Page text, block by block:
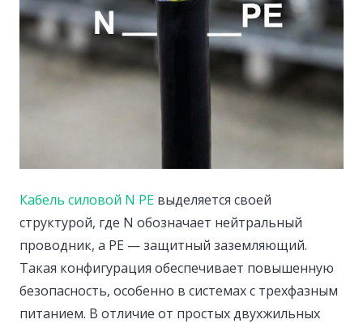
Кабель силовой N PE выделяется своей
структурой, где N обозначает нейтральный
проводник, а PE — защитный заземляющий.
Такая конфигурация обеспечивает повышенную
безопасность, особенно в системах с трехфазным
питанием. В отличие от простых двухжильных